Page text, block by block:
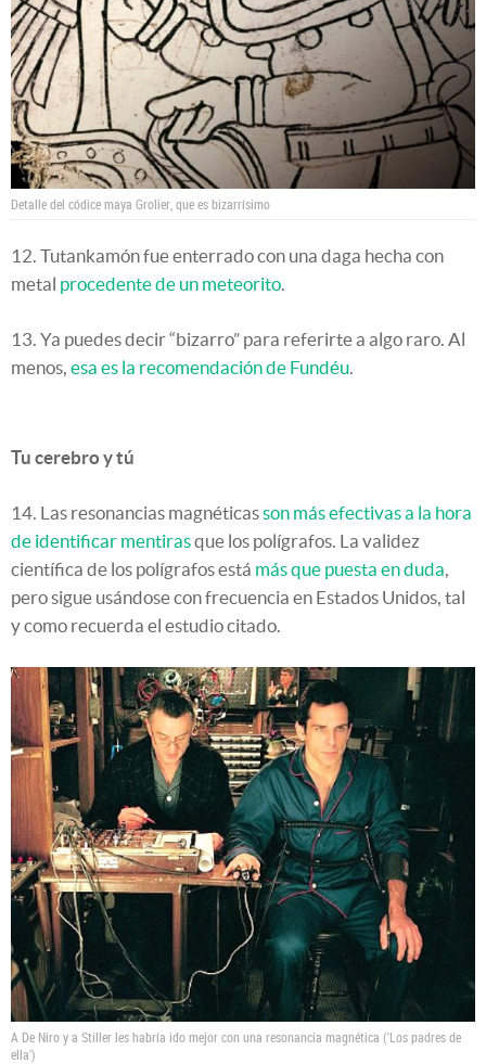
Detalle del códice maya Grolier, que es bizarrísimo
12. Tutankamón fue enterrado con una daga hecha con
metal procedente de un meteorito
13. Ya puedes decir “bizarro” para referirte a algo raro. Al
menos, esa es la recomendación de Fundéu
Tu cerebro y tú
14. Las resonancias magnéticasson más efectivas a la hora
de identificar mentirasque los polígrafos. La validez
científica de los polígrafos está más que puesta en duda
pero sigue usándose con frecuencia en Estados Unidos, tal
y como recuerda el estudio citado.
A De Niro y a Stiller les habría ido mejor con una resonancia magnética ('Los padres de
ella')